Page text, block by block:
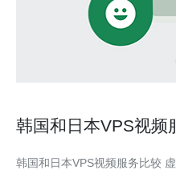
韩国和日本VPS视频
韩国和日本VPS视频服务比较 虚拟专用服务器（VPS）是一种虚拟